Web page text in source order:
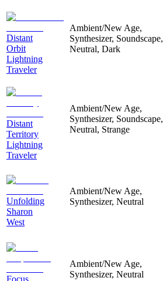
Distant
Orbit
Lightning
Traveler
Ambient/New Age,
Synthesizer, Soundscape,
Neutral, Dark
Distant
Territory
Lightning
Traveler
Ambient/New Age,
Synthesizer, Soundscape,
Neutral, Strange
Unfolding
Sharon
West
Ambient/New Age,
Synthesizer, Neutral
Focus
Ambient/New Age,
Synthesizer, Neutral